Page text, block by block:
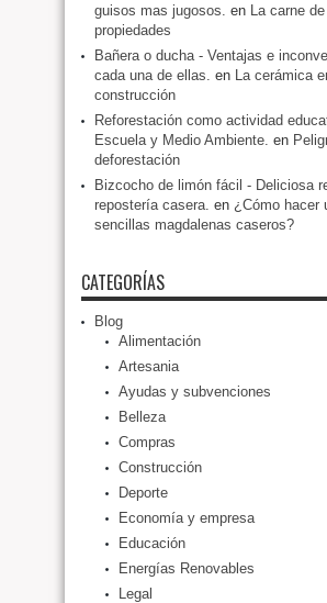
guisos mas jugosos. en La carne
propiedades
Bañera o ducha - Ventajas e
cada una de ellas. en La cerámica
construcción
Reforestación como actividad
Escuela y Medio Ambiente. en
deforestación
Bizcocho de limón fácil - Deliciosa
repostería casera. en ¿Cómo hacer
sencillas magdalenas caseros?
CATEGORÍAS
Blog
Alimentación
Artesania
Ayudas y subvenciones
Belleza
Compras
Construcción
Deporte
Economía y empresa
Educación
Energías Renovables
Legal